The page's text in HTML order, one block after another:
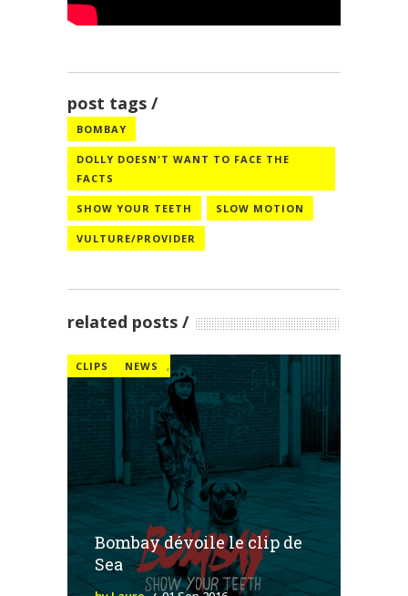
post tags
BOMBAY
DOLLY DOESN'T WANT TO FACE THE
FACTS
SHOW YOUR TEETH SLOW MOTION
VULTURE/PROVIDER
related posts
CLIPS ,
NEWS
Bombay dévoile le clip de
Sea